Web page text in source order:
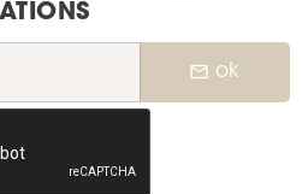
mail_outline ok